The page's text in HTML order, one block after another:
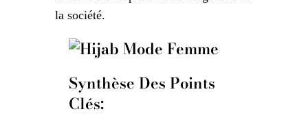
la société.
Synthèse Des Points
Clés: